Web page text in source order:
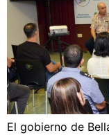
El gobierno de